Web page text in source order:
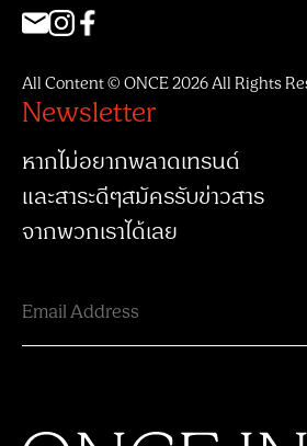
All Content © ONCE 2026 All Rights
Newsletter
หากไม่อยากพลาดเทรนด์
และสาระดีๆสมัครรับข่าวสาร
จากพวกเราได้เลย